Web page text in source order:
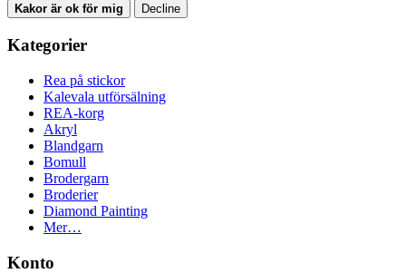
Kakor är ok för mig Decline
Kategorier
Rea på stickor
Kalevala utförsälning
REA-korg
Akryl
Blandgarn
Bomull
Brodergarn
Broderier
Diamond Painting
Mer…
Konto